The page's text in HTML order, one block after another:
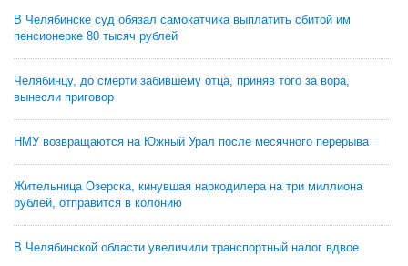
В Челябинске суд обязал самокатчика выплатить сбитой им
пенсионерке 80 тысяч рублей
Челябинцу, до смерти забившему отца, приняв того за вора,
вынесли приговор
НМУ возвращаются на Южный Урал после месячного перерыва
Жительница Озерска, кинувшая наркодилера на три миллиона
рублей, отправится в колонию
В Челябинской области увеличили транспортный налог вдвое